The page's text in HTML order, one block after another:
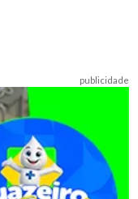
publicidade